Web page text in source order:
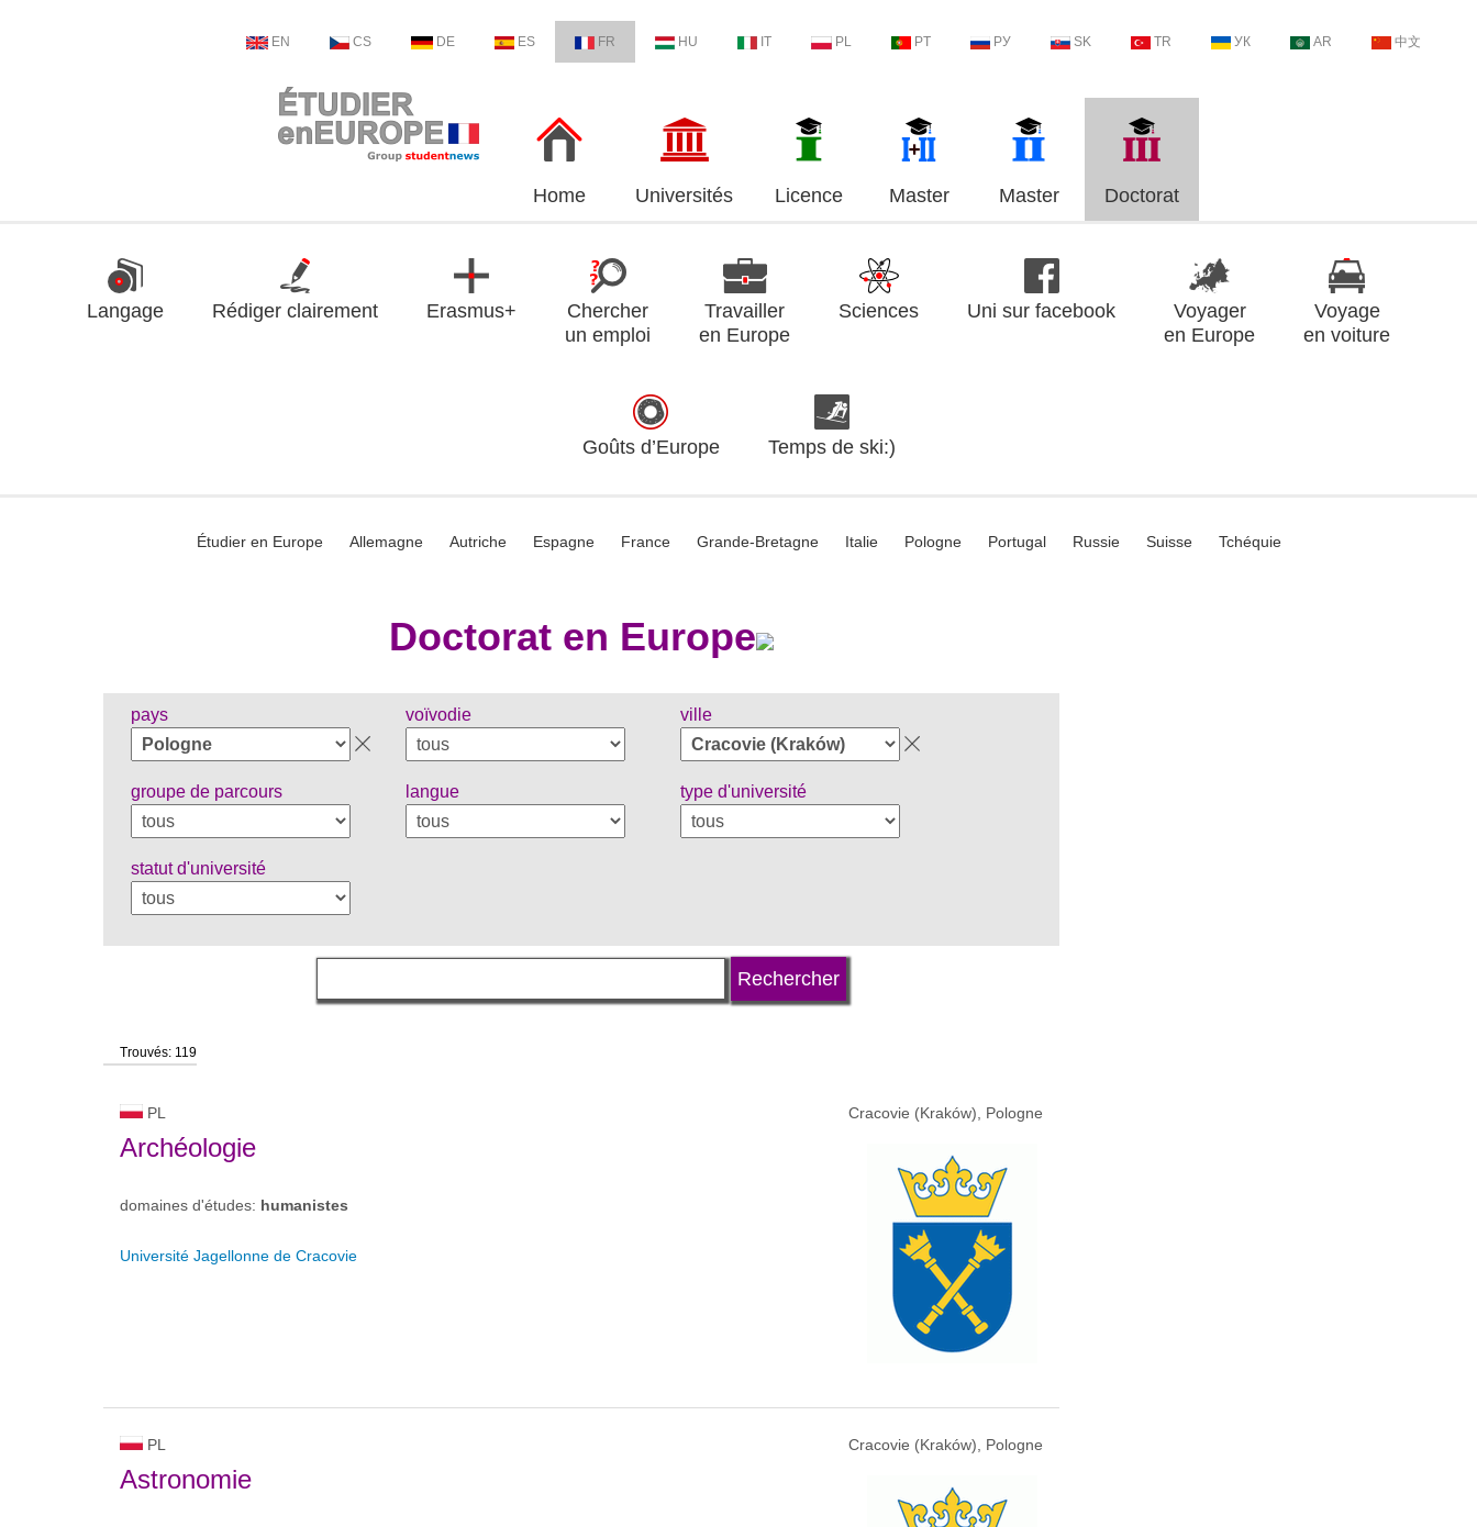
EN CS DE ES FR HU IT PL PT РУ SK TR УК AR 中文
Home Universités Licence Master Master Doctorat
Langage Rédiger clairement Erasmus+
Chercher
un emploi
Travailler
en Europe
Sciences Uni sur facebook
Voyager
en Europe
Voyage
en voiture
Goûts d’Europe Temps de ski:)
Étudier en Europe Allemagne Autriche Espagne France Grande-Bretagne Italie Pologne Portugal Russie Suisse Tchéquie
Doctorat en Europe
pays voïvodie ville
groupe de parcours langue type d'université
statut d'université
Trouvés: 119
PL Cracovie (Kraków), Pologne
Archéologie
domaines d'études: humanistes
Université Jagellonne de Cracovie
PL Cracovie (Kraków), Pologne
Astronomie